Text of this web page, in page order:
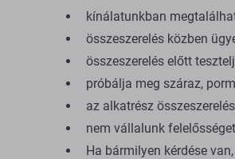
kínálatunkban
összeszerelés közben
összeszerelés előtt
próbálja meg száraz,
az alkatrész
nem vállalunk
Ha bármilyen kérdése